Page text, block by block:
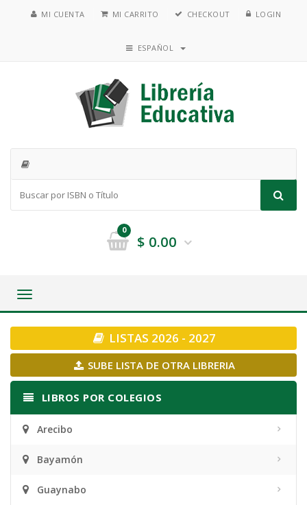
MI CUENTA MI CARRITO CHECKOUT LOGIN
ESPAÑOL
0
$ 0.00
Toggle
LISTAS 2026 - 2027
SUBE LISTA DE OTRA LIBRERIA
LIBROS POR COLEGIOS
Arecibo
Bayamón
Guaynabo